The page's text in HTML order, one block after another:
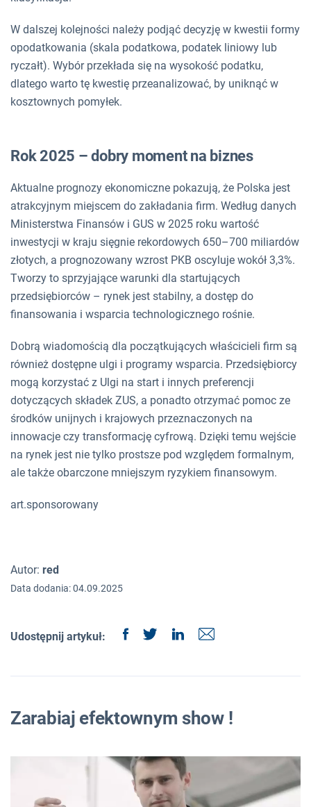
W dalszej kolejności należy podjąć decyzję w kwestii formy
opodatkowania (skala podatkowa, podatek liniowy lub
ryczałt). Wybór przekłada się na wysokość podatku,
dlatego warto tę kwestię przeanalizować, by uniknąć w
kosztownych pomyłek.
Rok 2025 – dobry moment na biznes
Aktualne prognozy ekonomiczne pokazują, że Polska jest
atrakcyjnym miejscem do zakładania firm. Według danych
Ministerstwa Finansów i GUS w 2025 roku wartość
inwestycji w kraju sięgnie rekordowych 650–700 miliardów
złotych, a prognozowany wzrost PKB oscyluje wokół 3,3%.
Tworzy to sprzyjające warunki dla startujących
przedsiębiorców – rynek jest stabilny, a dostęp do
finansowania i wsparcia technologicznego rośnie.
Dobrą wiadomością dla początkujących właścicieli firm są
również dostępne ulgi i programy wsparcia. Przedsiębiorcy
mogą korzystać z Ulgi na start i innych preferencji
dotyczących składek ZUS, a ponadto otrzymać pomoc ze
środków unijnych i krajowych przeznaczonych na
innowacje czy transformację cyfrową. Dzięki temu wejście
na rynek jest nie tylko prostsze pod względem formalnym,
ale także obarczone mniejszym ryzykiem finansowym.
art.sponsorowany
Autor: red
Data dodania: 04.09.2025
Udostępnij artykuł:
Zarabiaj efektownym show !